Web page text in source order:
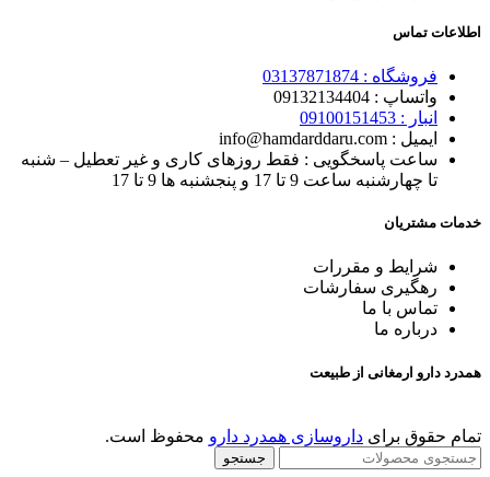
اطلاعات تماس
فروشگاه : 03137871874
واتساپ : 0 9132134404
انبار : 0 9100151453
ایمیل : info@hamdarddaru.com
ساعت پاسخگویی : فقط روزهای کاری و غیر تعطیل – شنبه
تا چهارشنبه ساعت 9 تا 17 و پنجشنبه ها 9 تا 17
خدمات مشتریان
شرایط و مقررات
رهگیری سفارشات
تماس با ما
درباره ما
همدرد دارو ارمغانی از طبیعت
تمام حقوق برای داروسازی همدرد دارو محفوظ است.
جستجو